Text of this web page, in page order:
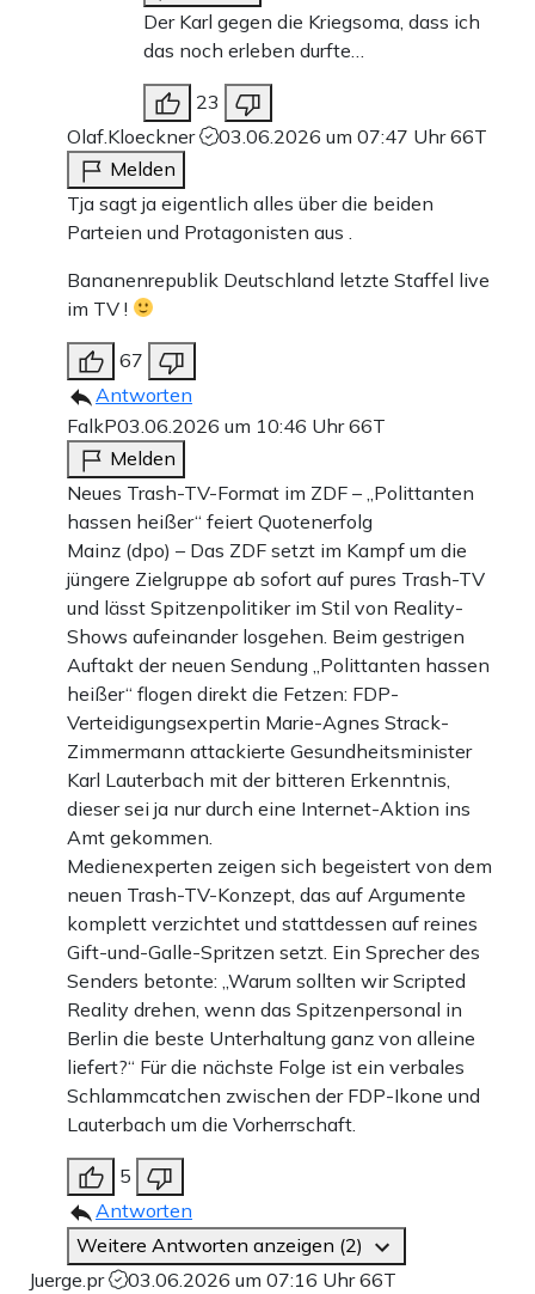
Der Karl gegen die Kriegsoma, dass ich
das noch erleben durfte…
23
Olaf.Kloeckner
03.06.2026 um 07:47 Uhr66T
Melden
Tja sagt ja eigentlich alles über die beiden
Parteien und Protagonisten aus .
Bananenrepublik Deutschland letzte Staffel live
im TV !
67
Antworten
FalkP03.06.2026 um 10:46 Uhr66T
Melden
Neues Trash-TV-Format im ZDF – „Polittanten
hassen heißer“ feiert Quotenerfolg
Mainz (dpo) – Das ZDF setzt im Kampf um die
jüngere Zielgruppe ab sofort auf pures Trash-TV
und lässt Spitzenpolitiker im Stil von Reality-
Shows aufeinander losgehen. Beim gestrigen
Auftakt der neuen Sendung „Polittanten hassen
heißer“ flogen direkt die Fetzen: FDP-
Verteidigungsexpertin Marie-Agnes Strack-
Zimmermann attackierte Gesundheitsminister
Karl Lauterbach mit der bitteren Erkenntnis,
dieser sei ja nur durch eine Internet-Aktion ins
Amt gekommen.
Medienexperten zeigen sich begeistert von dem
neuen Trash-TV-Konzept, das auf Argumente
komplett verzichtet und stattdessen auf reines
Gift-und-Galle-Spritzen setzt. Ein Sprecher des
Senders betonte: „Warum sollten wir Scripted
Reality drehen, wenn das Spitzenpersonal in
Berlin die beste Unterhaltung ganz von alleine
liefert?“ Für die nächste Folge ist ein verbales
Schlammcatchen zwischen der FDP-Ikone und
Lauterbach um die Vorherrschaft.
5
Antworten
Weitere Antworten anzeigen (2)
Juerge.pr
03.06.2026 um 07:16 Uhr66T